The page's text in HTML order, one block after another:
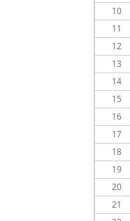
10
11
12
13
14
15
16
17
18
19
20
21